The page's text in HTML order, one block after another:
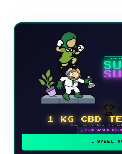
🏆
1 KG CBD TE
Doe mee en klim in het
🗓 ELKE MAAND
SPEEL